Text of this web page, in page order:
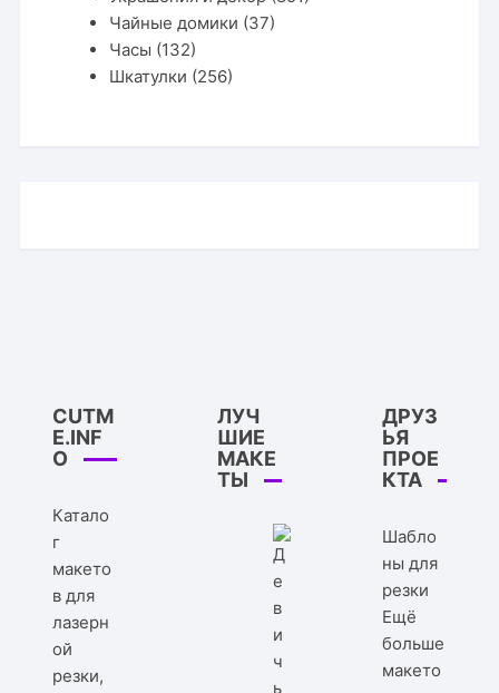
Чайные домики (37)
Часы (132)
Шкатулки (256)
CUTM
E.INF
O
Катало
г
макето
в для
лазерн
ой
резки,
ЛУЧ
ШИЕ
МАКЕ
ТЫ
ДРУЗ
ЬЯ
ПРОЕ
КТА
Шабло
ны для
резки
Ещё
больше
макето